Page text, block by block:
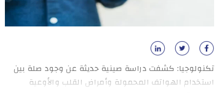
تكنولوجيا: كشفت دراسة صينية حديثة عن وجود صلة بين
استخدام الهواتف المحمولة وأمراض القلب والأوعية